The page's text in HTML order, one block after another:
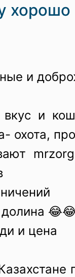
хорошо
и
и
охота,
и цена